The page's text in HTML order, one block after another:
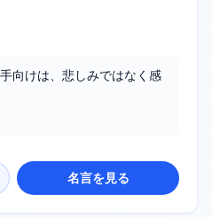
向けは、悲しみではなく感
名言を見る